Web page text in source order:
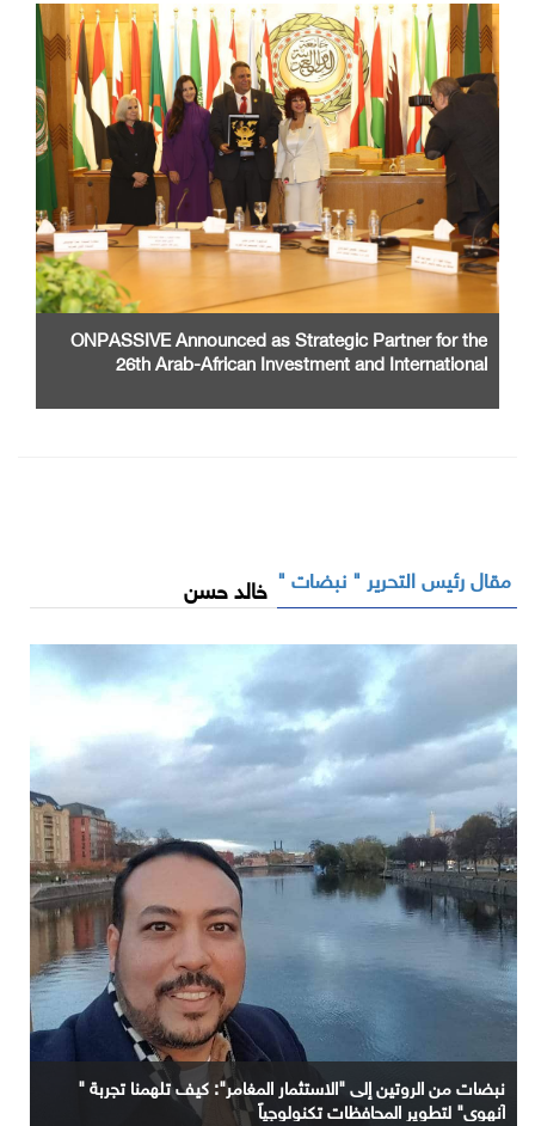
ONPASSIVE Announced as Strategic Partner for the
26th Arab-African Investment and International
مقال رئيس التحرير " نبضات " خالد حسن
نبضات من الروتين إلى "الاستثمار المغامر": كيف تلهمنا تجربة "
آنهوي" لتطوير المحافظات تكنولوجياً